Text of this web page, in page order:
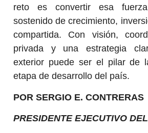
reto es convertir esa
sostenido de crecimiento,
compartida. Con visión,
privada y una estrategia
exterior puede ser el pilar de
etapa de desarrollo del país.
POR SERGIO E. CONTRERAS
PRESIDENTE EJECUTIVO